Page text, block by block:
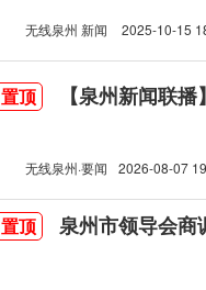
无线泉州 新闻 2025-10-15
置顶 【泉州新闻联
无线泉州·要闻 2026-08-07
置顶 泉州市领导会商